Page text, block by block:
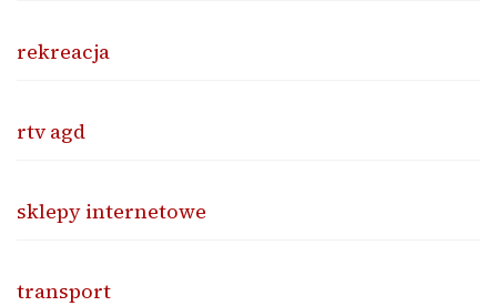
rekreacja
rtv agd
sklepy internetowe
transport